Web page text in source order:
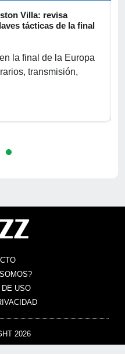
Villa: revisa
tácticas de la final
la final de la Europa
transmisión,
USO
2026